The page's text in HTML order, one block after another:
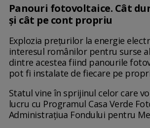
Panouri fotovoltaice. Cât
și cât pe cont propriu
Explozia prețurilor la energie
interesul românilor pentru surse
dintre acestea fiind panourile
pot fi instalate de fiecare pe
Statul vine în sprijinul celor care
lucru cu Programul Casa Verde
Administrațiua Fondului pentru